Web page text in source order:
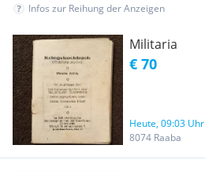
Infos zur Reihung der Anzeigen
Militaria
€ 70
Heute, 09:03 Uhr
8074 Raaba